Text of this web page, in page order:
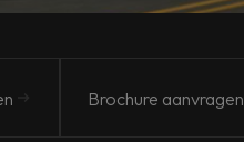
Brochure aanvragen